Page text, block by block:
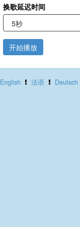
换歌延迟时间
开始播放
English 法语 Deutsch